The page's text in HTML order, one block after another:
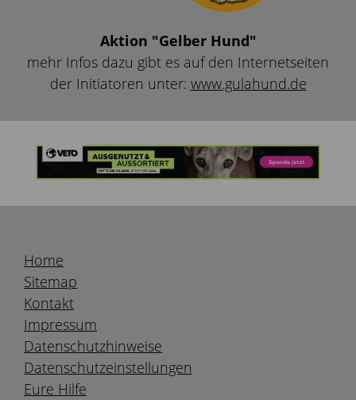
Aktion "Gelber Hund"
mehr Infos dazu gibt es auf den Internetseiten
der Initiatoren unter: www.gulahund.de
Home
Sitemap
Kontakt
Impressum
Datenschutzhinweise
Datenschutzeinstellungen
Eure Hilfe